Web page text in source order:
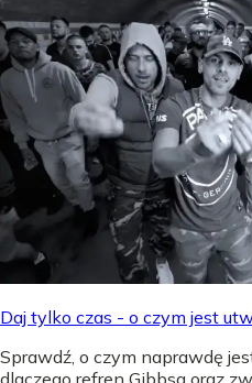
Daj tylko czas - o czym jest
Sprawdź, o czym naprawdę